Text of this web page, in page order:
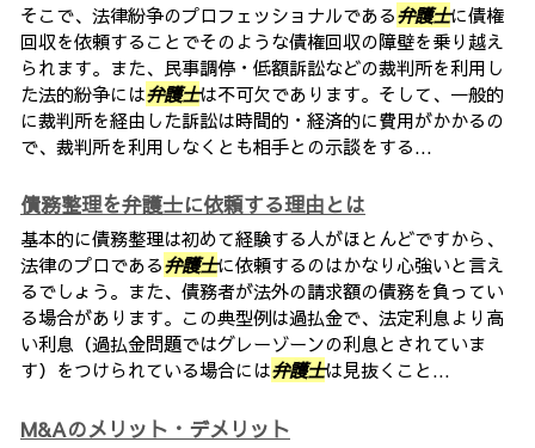
そこで、法律紛争のプロフェッショナルである弁護士に債権
回収を依頼することでそのような債権回収の障壁を乗り越え
られます。また、民事調停・低額訴訟などの裁判所を利用し
た法的紛争には弁護士は不可欠であります。そして、一般的
に裁判所を経由した訴訟は時間的・経済的に費用がかかるの
で、裁判所を利用しなくとも相手との示談をする...
債務整理を弁護士に依頼する理由とは
基本的に債務整理は初めて経験する人がほとんどですから、
法律のプロである弁護士に依頼するのはかなり心強いと言え
るでしょう。また、債務者が法外の請求額の債務を負ってい
る場合があります。この典型例は過払金で、法定利息より高
い利息（過払金問題ではグレーゾーンの利息とされていま
す）をつけられている場合には弁護士は見抜くこと...
M&Aのメリット・デメリット